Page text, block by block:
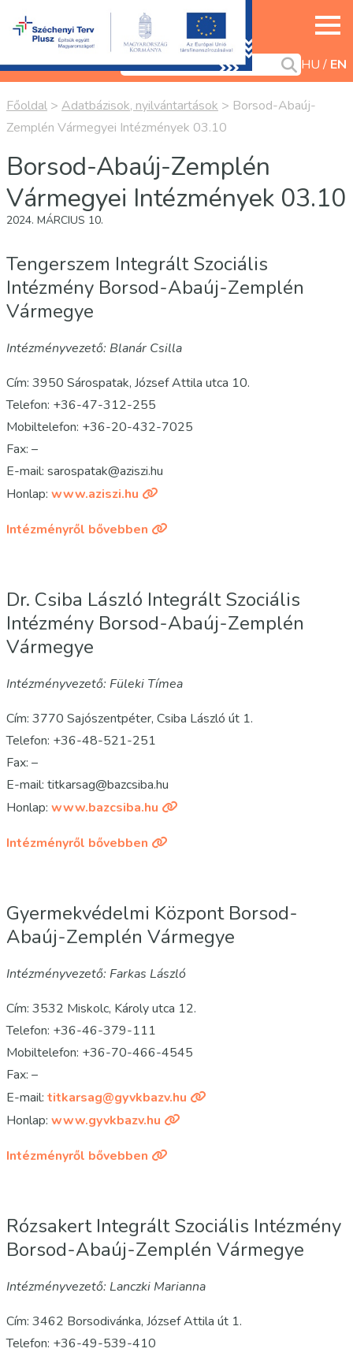
HU EN
Főoldal > Adatbázisok, nyilvántartások > Borsod-Abaúj-
Zemplén Vármegyei Intézmények 03.10
Borsod-Abaúj-Zemplén
Vármegyei Intézmények 03.10
2024. MÁRCIUS 10.
Tengerszem Integrált Szociális
Intézmény Borsod-Abaúj-Zemplén
Vármegye
Intézményvezető: Blanár Csilla
Cím: 3950 Sárospatak, József Attila utca 10.
Telefon: +36-47-312-255
Mobiltelefon: +36-20-432-7025
Fax: –
E-mail: sarospatak@aziszi.hu
Honlap: www.aziszi.hu
Intézményről bővebben
Dr. Csiba László Integrált Szociális
Intézmény Borsod-Abaúj-Zemplén
Vármegye
Intézményvezető: Füleki Tímea
Cím: 3770 Sajószentpéter, Csiba László út 1.
Telefon: +36-48-521-251
Fax: –
E-mail: titkarsag@bazcsiba.hu
Honlap: www.bazcsiba.hu
Intézményről bővebben
Gyermekvédelmi Központ Borsod-
Abaúj-Zemplén Vármegye
Intézményvezető: Farkas László
Cím: 3532 Miskolc, Károly utca 12.
Telefon: +36-46-379-111
Mobiltelefon: +36-70-466-4545
Fax: –
E-mail: titkarsag@gyvkbazv.hu
Honlap: www.gyvkbazv.hu
Intézményről bővebben
Rózsakert Integrált Szociális Intézmény
Borsod-Abaúj-Zemplén Vármegye
Intézményvezető: Lanczki Marianna
Cím: 3462 Borsodivánka, József Attila út 1.
Telefon: +36-49-539-410